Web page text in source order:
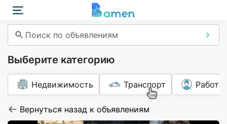
Поиск по объявлениям
Выберите категорию
Недвижимость Транспорт Работа
Вернуться назад к объявлениям